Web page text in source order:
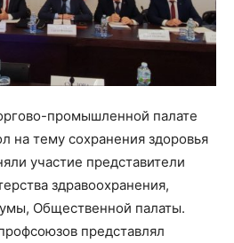
промышленной палате
на тему сохранения здоровья
участие представители
здравоохранения,
Общественной палаты.
представлял